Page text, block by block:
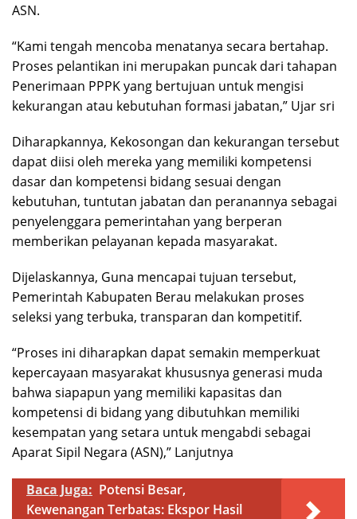
ASN.
“Kami tengah mencoba menatanya secara bertahap.
Proses pelantikan ini merupakan puncak dari tahapan
Penerimaan PPPK yang bertujuan untuk mengisi
kekurangan atau kebutuhan formasi jabatan,” Ujar sri
Diharapkannya, Kekosongan dan kekurangan tersebut
dapat diisi oleh mereka yang memiliki kompetensi
dasar dan kompetensi bidang sesuai dengan
kebutuhan, tuntutan jabatan dan peranannya sebagai
penyelenggara pemerintahan yang berperan
memberikan pelayanan kepada masyarakat.
Dijelaskannya, Guna mencapai tujuan tersebut,
Pemerintah Kabupaten Berau melakukan proses
seleksi yang terbuka, transparan dan kompetitif.
“Proses ini diharapkan dapat semakin memperkuat
kepercayaan masyarakat khususnya generasi muda
bahwa siapapun yang memiliki kapasitas dan
kompetensi di bidang yang dibutuhkan memiliki
kesempatan yang setara untuk mengabdi sebagai
Aparat Sipil Negara (ASN),” Lanjutnya
Baca Juga: Potensi Besar,
Kewenangan Terbatas: Ekspor Hasil